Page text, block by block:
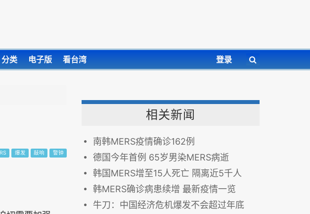
分类 电子版 看台湾 登录
爆发 敲响 警钟
相关新闻
南韩MERS疫情确诊162例
德国今年首例 65岁男染MERS病逝
韩国MERS增至15人死亡 隔离近5千人
韩MERS确诊病患续增 最新疫情一览
牛刀：中国经济危机爆发不会超过年底